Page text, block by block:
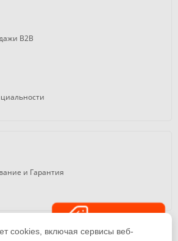
B2B
и Гарантия
cookies, включая сервисы веб-